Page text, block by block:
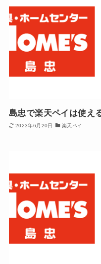
島忠で楽天ペイは使え
2023年6月20日 楽天ペイ